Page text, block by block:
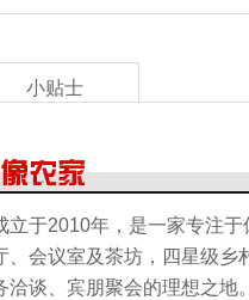
小贴士
于2010年，是一家专注
、会议室及茶坊，四星级
洽谈、宾朋聚会的理想之地